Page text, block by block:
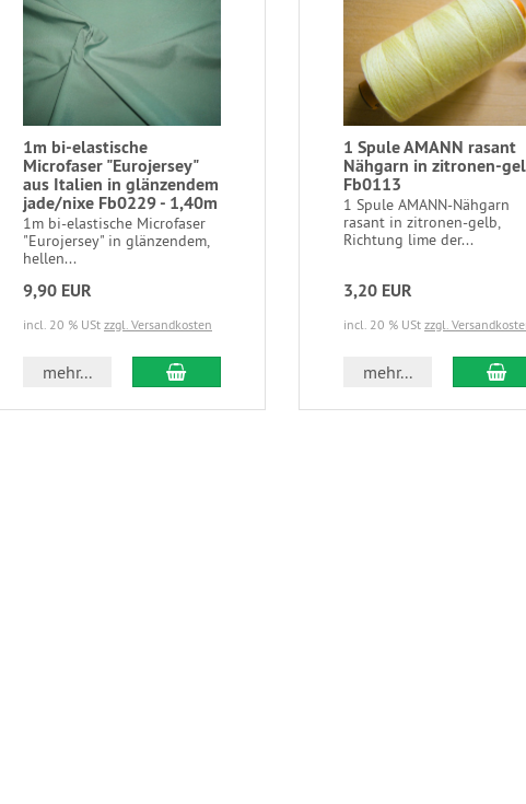
1m bi-elastische
Microfaser "Eurojersey"
aus Italien in glänzendem
jade/nixe Fb0229 - 1,40m
1m bi-elastische Microfaser
"Eurojersey" in glänzendem,
hellen...
9,90 EUR
incl. 20 % USt zzgl. Versandkosten
mehr... In den Warenkorb
1 Spule AMANN rasant
Nähgarn in zitronen-
Fb0113
1 Spule AMANN-Nähgarn
rasant in zitronen-gelb,
Richtung lime der...
3,20 EUR
incl. 20 % USt zzgl.
mehr... In